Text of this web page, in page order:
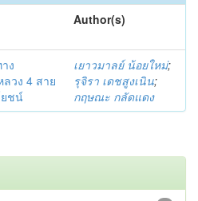
Author(s)
ง
วง 4 สาย
ยชน์
เยาวมาลย์ น้อยใหม่;
รุจิรา เดชสูงเนิน;
กฤษณะ กลัดแดง